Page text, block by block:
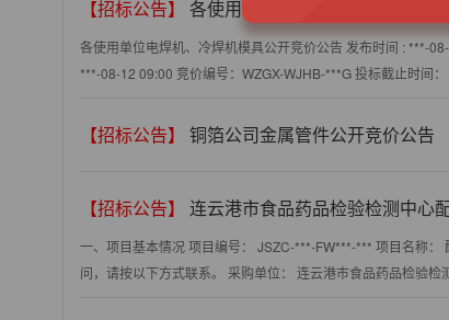
【招标公告】 各使用单位电焊机、冷焊机模具公
各使用单位电焊机、冷焊机模具公开竞价公告 发布时间 : ***-
***-08-12 09:00 竞价编号：WZGX-WJHB-***G 投标截止时间
【招标公告】 铜箔公司金属管件公开竞价公告
【招标公告】 连云港市食品药品检验检测中心配电房屋
一、项目基本情况 项目编号： JSZC-***-FW***-*** 项目名称
问，请按以下方式联系。 采购单位： 连云港市食品药品检验检